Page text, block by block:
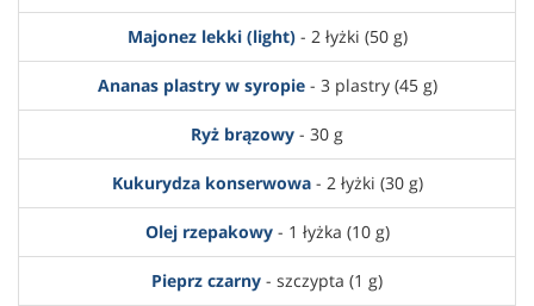
Majonez lekki (light)- 2 łyżki (50 g)
Ananas plastry w syropie- 3 plastry (45 g)
Ryż brązowy - 30 g
Kukurydza konserwowa- 2 łyżki (30 g)
Olej rzepakowy- 1 łyżka (10 g)
Pieprz czarny - szczypta (1 g)